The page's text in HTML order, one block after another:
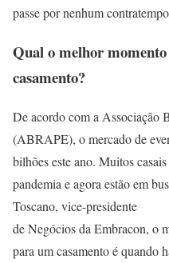
passe por nenhum
Qual o melhor
casamento?
De acordo com a Associação
(ABRAPE), o mercado de
bilhões este ano. Muitos
pandemia e agora estão em
Toscano, vice-presidente
de Negócios da Embracon, o
para um casamento é quando